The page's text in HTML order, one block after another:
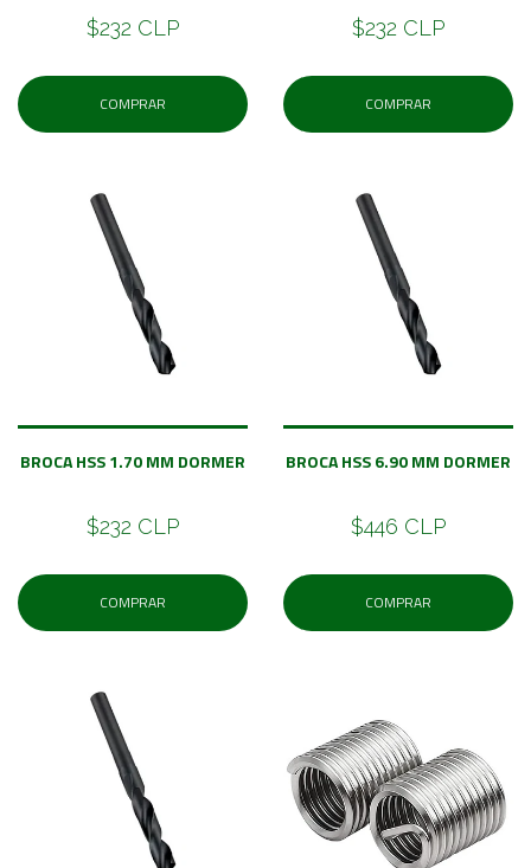
$232 CLP
COMPRAR
$232 CLP
COMPRAR
BROCA HSS 1.70 MM DORMER
$232 CLP
COMPRAR
BROCA HSS 6.90 MM DORMER
$446 CLP
COMPRAR